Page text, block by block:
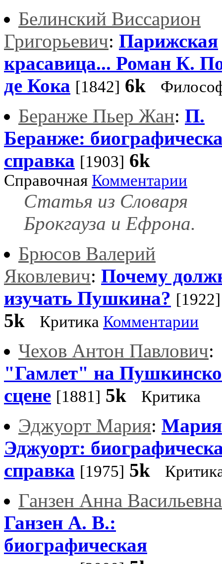
Белинский Виссарион
Григорьевич: Парижская
красавица... Роман К.
де Кока [1842] 6k
Беранже Пьер Жан: П.
Беранже:
справка [1903] 6k
Справочная Комментарии
Статья из Словаря
Брокгауза и Ефрона.
Брюсов Валерий
Яковлевич: Почему
изучать Пушкина? [1922]
5k Критика Комментарии
Чехов Антон Павлович:
"Гамлет" на
сцене [1881] 5k Критика
Эджуорт Мария: Мария
Эджуорт:
справка [1975] 5k
Ганзен Анна Васильевна
Ганзен А. В.:
биографическая